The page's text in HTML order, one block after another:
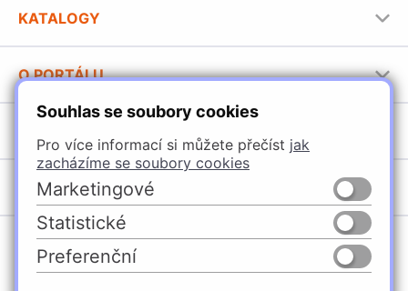
Souhlas se soubory cookies
Pro více informací si můžete přečíst jak
zacházíme se soubory cookies
Marketingové
Statistické
Preferenční
KATALOGY
Stavební katalog Häfele
Brožury Häfele
O PORTÁLU
Provozovatel portálu
Jak používat portál
Úchytky
Nábytkové kování
Vybavení kuchyní
Osvětlení a elektro
POBOČKY
Domašín
Vyškov